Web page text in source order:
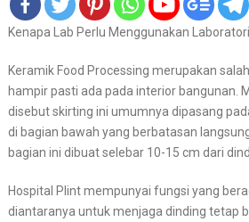
Kenapa Lab Perlu Menggunakan
Keramik Food Processing merupakan
hampir pasti ada pada interior bangunan.
disebut skirting ini umumnya dipasang
di bagian bawah yang berbatasan
bagian ini dibuat selebar 10-15 cm dari
Hospital Plint mempunyai fungsi yang
diantaranya untuk menjaga dinding tetap